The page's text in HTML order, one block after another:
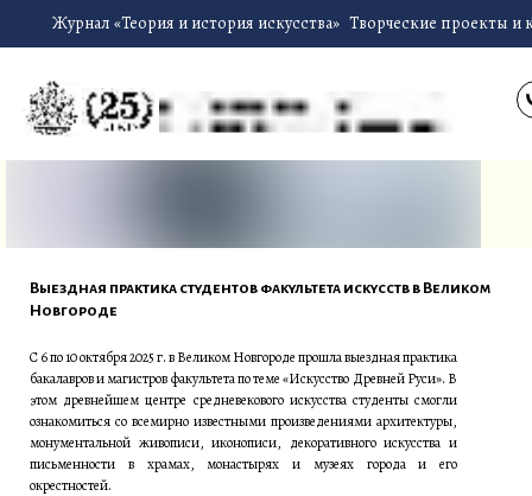
Журнал «Теория и история искусства» Творческие проекты и
С 6 по 10 октября 2025 г. в Великом Новгороде прошла выездная практика
бакалавров и магистров факультета по теме «Искусство Древней Руси». В
этом древнейшем центре средневекового искусства студенты смогли
ознакомиться со всемирно известными произведениями архитектуры,
монументальной живописи, иконописи, декоративного искусства и
письменности в храмах, монастырях и музеях города и его
окрестностей.
Выездная практика студентов факультета искусств в Великом
Новгороде